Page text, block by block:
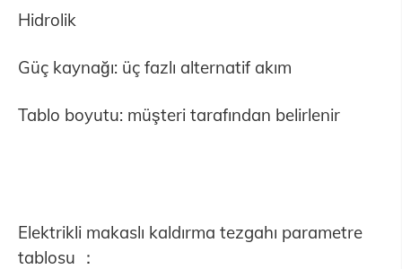
Hidrolik
Güç kaynağı: üç fazlı alternatif akım
Tablo boyutu: müşteri tarafından belirlenir
Elektrikli makaslı kaldırma tezgahı parametre
tablosu ：